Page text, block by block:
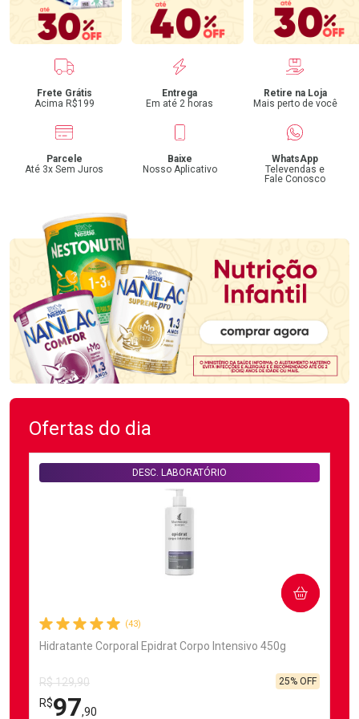
Benefícios
Frete Grátis
Acima R$199
Entrega
Em até 2 horas
Retire na Loja
Mais perto de você
Parcele
Até 3x Sem Juros
Baixe
Nosso Aplicativo
WhatsApp
Televendas e
Fale Conosco
Ofertas do dia
(43)
Hidratante Corporal Epidrat Corpo Intensivo 450g
DESC. LABORATÓRIO
R$ 129,90
R$97,90
25% OFF
COMPRAR